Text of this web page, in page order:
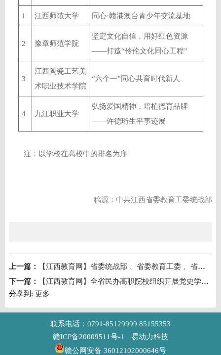
1 江西师范大学 同心·赣港澳台青少年交流基地
2 豫章师范学院
坚定文化自信，用好红色资源
——打造“伶伦文化同心工程”
3
江西陶瓷工艺美
术职业技术学院
“六个一”同心共育时代新人
4 九江职业大学
弘扬爱国精神，培植德育品牌
——许德珩生平事迹展
注：以学校在高校中的排名为序
稿源：中共江西省委教育工委统战部
上一篇：
【江西教育网】省委统战部 、省委教育工委 、省民宗局调研组在江西工商职业技术学院调研统战工作
下一篇：
【江西教育网】全省民办高职院校组织开展党史学习教育专题党课集体备课会
分享到: 更多
联系电话：0791-85129999 85155353
赣ICP备20009511号-1
易动力科技
赣公网安备 36012102000646号